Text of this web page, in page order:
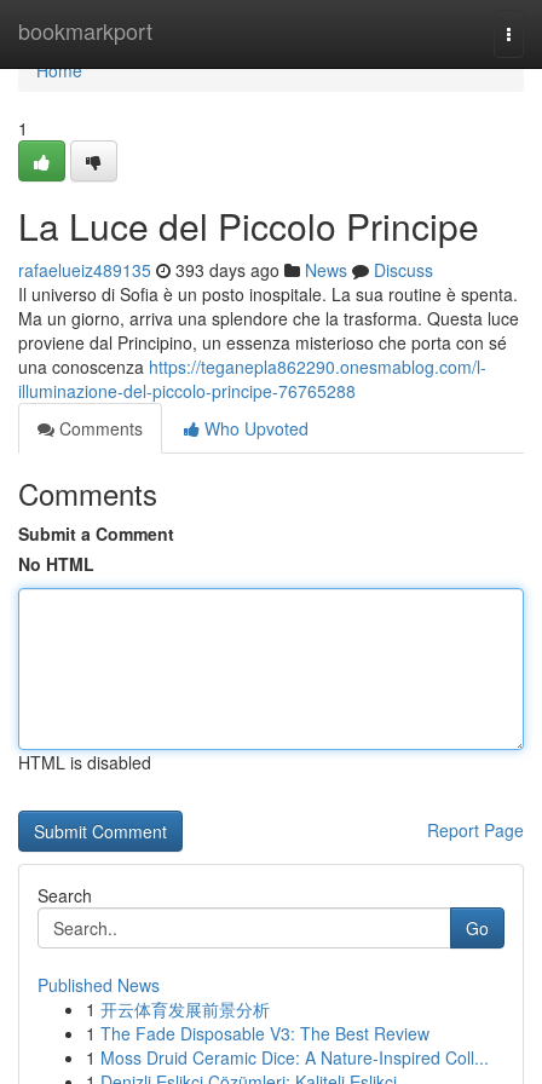
bookmarkport
Home
Home
1
La Luce del Piccolo Principe
rafaelueiz489135 393 days ago News
Discuss
Il universo di Sofia è un posto inospitale. La sua routine è spenta.
Ma un giorno, arriva una splendore che la trasforma. Questa luce
proviene dal Principino, un essenza misterioso che porta con sé
una conoscenza https://teganepla862290.onesmablog.com/l-
illuminazione-del-piccolo-principe-76765288
Comments
Who Upvoted
Comments
Submit a Comment
No HTML
HTML is disabled
Report Page
Search
Go
Published News
1 开云体育发展前景分析
1 The Fade Disposable V3: The Best Review
1 Moss Druid Ceramic Dice: A Nature-Inspired Coll...